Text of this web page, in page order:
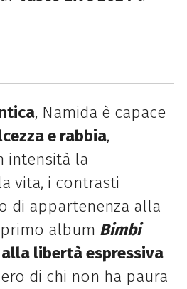
, Namida è capace
e rabbia,
intensità la
vita, i contrasti
di appartenenza alla
album Bimbi
libertà espressiva
di chi non ha paura